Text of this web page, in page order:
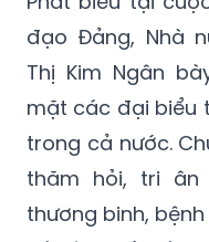
Thị Kim Ngân
mặt các đại biểu
trong cả nước.
thăm hỏi, tri
thương binh,
có công với cách
các đồng chí